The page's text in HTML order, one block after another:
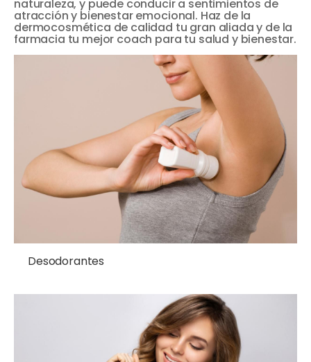
naturaleza, y puede conducir a sentimientos de
atracción y bienestar emocional. Haz de la
dermocosmética de calidad tu gran aliada y de la
farmacia tu mejor coach para tu salud y bienestar.
Desodorantes